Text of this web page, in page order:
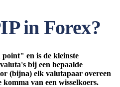
in Forex?
en is de kleinste
bij een bepaalde
(bijna) elk valutapaar overeen
van een wisselkoers.